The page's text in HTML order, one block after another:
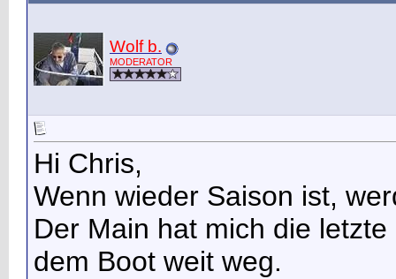
Wolf b.
MODERATOR
Hi Chris,
Wenn wieder Saison ist,
Der Main hat mich die
dem Boot weit weg.